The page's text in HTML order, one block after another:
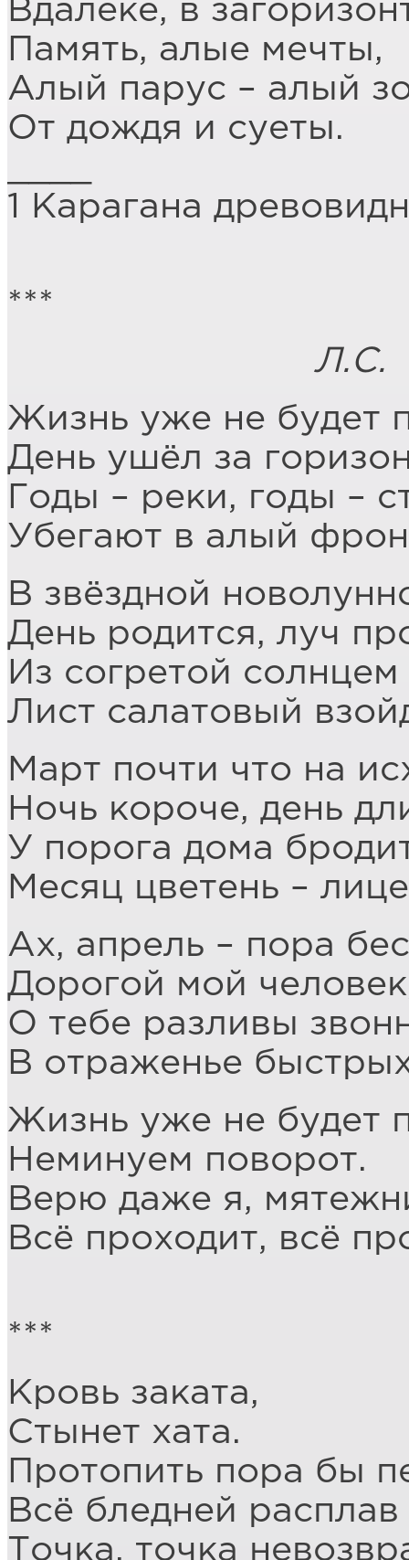
Вдалеке, в
Память, алые мечты,
Алый парус – алый
От дождя и суеты.
1 Карагана
***
Л.С.
Жизнь уже не будет
День ушёл за
Годы – реки, годы –
Убегают в алый
В звёздной
День родится, луч
Из согретой солнцем
Лист салатовый
Март почти что на
Ночь короче, день
У порога дома
Месяц цветень –
Ах, апрель – пора
Дорогой мой
О тебе разливы
В отраженье
Жизнь уже не будет
Неминуем поворот.
Верю даже я,
Всё проходит, всё
***
Кровь заката,
Стынет хата.
Протопить пора бы
Всё бледней расплав
Точка, точка